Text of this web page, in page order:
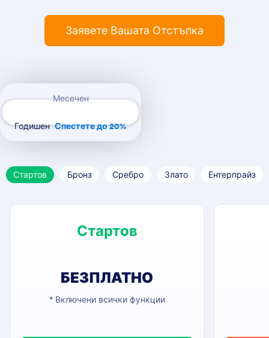
Заявете Вашата Отстъпка
Месечен
Годишен Спестете до 20%
Стартов Бронз Сребро Злато Ентерпрайз
Стартов
БЕЗПЛАТНО
* Включени всички функции